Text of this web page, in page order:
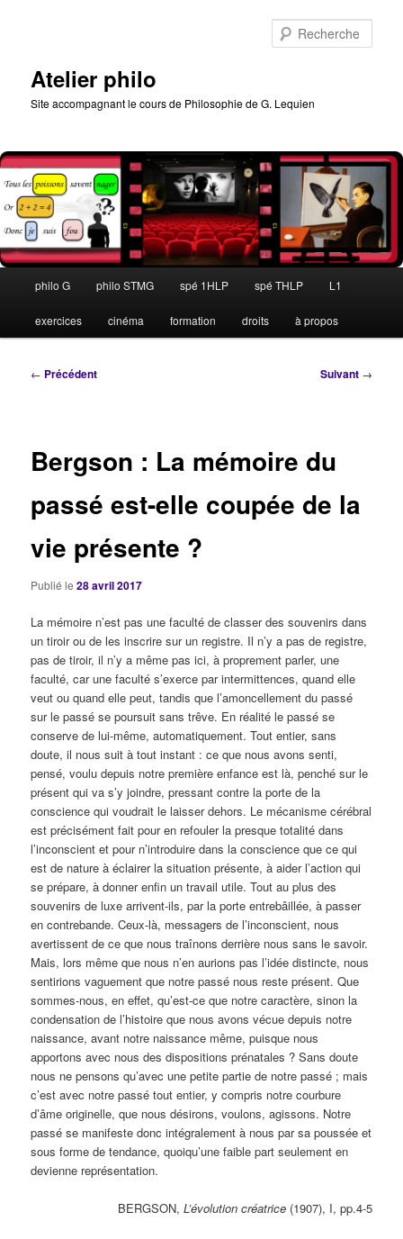
Atelier philo
Site accompagnant le cours de Philosophie de G. Lequien
principal
philo G philo STMG spé 1HLP spé THLP L1
exercices cinéma formation droits à propos
Navigation
← Précédent Suivant →
Bergson : La mémoire du
passé est-elle coupée de la
vie présente ?
Publié le28 avril 2017
La mémoire n’est pas une faculté de classer des souvenirs dans
un tiroir ou de les inscrire sur un registre. Il n’y a pas de registre,
pas de tiroir, il n’y a même pas ici, à proprement parler, une
faculté, car une faculté s’exerce par intermittences, quand elle
veut ou quand elle peut, tandis que l’amoncellement du passé
sur le passé se poursuit sans trêve. En réalité le passé se
conserve de lui-même, automatiquement. Tout entier, sans
doute, il nous suit à tout instant : ce que nous avons senti,
pensé, voulu depuis notre première enfance est là, penché sur le
présent qui va s’y joindre, pressant contre la porte de la
conscience qui voudrait le laisser dehors. Le mécanisme cérébral
est précisément fait pour en refouler la presque totalité dans
l’inconscient et pour n’introduire dans la conscience que ce qui
est de nature à éclairer la situation présente, à aider l’action qui
se prépare, à donner enfin un travail utile. Tout au plus des
souvenirs de luxe arrivent-ils, par la porte entrebâillée, à passer
en contrebande. Ceux-là, messagers de l’inconscient, nous
avertissent de ce que nous traînons derrière nous sans le savoir.
Mais, lors même que nous n’en aurions pas l’idée distincte, nous
sentirions vaguement que notre passé nous reste présent. Que
sommes-nous, en effet, qu’est-ce que notre caractère, sinon la
condensation de l’histoire que nous avons vécue depuis notre
naissance, avant notre naissance même, puisque nous
apportons avec nous des dispositions prénatales ? Sans doute
nous ne pensons qu’avec une petite partie de notre passé ; mais
c’est avec notre passé tout entier, y compris notre courbure
d’âme originelle, que nous désirons, voulons, agissons. Notre
passé se manifeste donc intégralement à nous par sa poussée et
sous forme de tendance, quoiqu’une faible part seulement en
devienne représentation.
BERGSON, L’évolution créatrice(1907), I, pp.4-5